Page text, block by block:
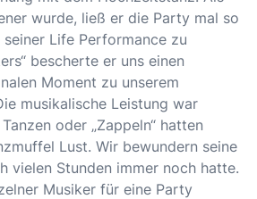
wurde, ließ er die Party mal so
Life Performance zu
bescherte er uns einen
Moment zu unserem
musikalische Leistung war
oder „Zappeln“ hatten
Lust. Wir bewundern seine
vielen Stunden immer noch hatte.
Musiker für eine Party